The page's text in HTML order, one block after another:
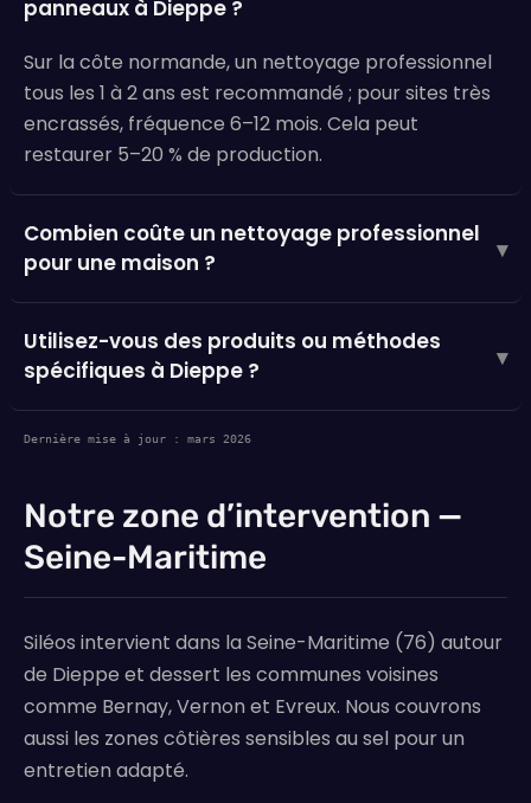
panneaux à Dieppe ?
Sur la côte normande, un nettoyage professionnel
tous les 1 à 2 ans est recommandé ; pour sites très
encrassés, fréquence 6–12 mois. Cela peut
restaurer 5–20 % de production.
Combien coûte un nettoyage professionnel
pour une maison ?
▾
Utilisez-vous des produits ou méthodes
spécifiques à Dieppe ?
▾
Dernière mise à jour : mars 2026
Notre zone d’intervention —
Seine-Maritime
Siléos intervient dans la Seine-Maritime (76) autour
de Dieppe et dessert les communes voisines
comme Bernay, Vernon et Evreux. Nous couvrons
aussi les zones côtières sensibles au sel pour un
entretien adapté.